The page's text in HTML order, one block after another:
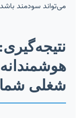
می‌تواند سودمند
شغلی شما